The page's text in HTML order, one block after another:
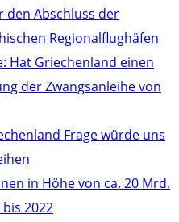
den Abschluss der
Regionalflughäfen
Hat Griechenland einen
der Zwangsanleihe von
Frage würde uns
in Höhe von ca. 20 Mrd.
2022